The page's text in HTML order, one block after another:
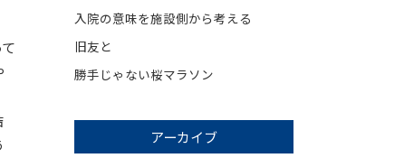
入院の意味を施設側から考える
旧友と
勝手じゃない桜マラソン
アーカイブ